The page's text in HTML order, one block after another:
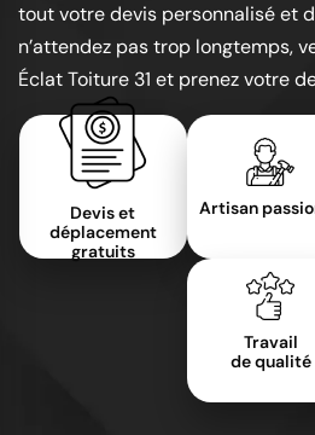
tout votre devis personnalisé et
n’attendez pas trop longtemps,
Éclat Toiture 31 et prenez votre
Devis et
déplacement
gratuits
Artisan
Travail
de qualité